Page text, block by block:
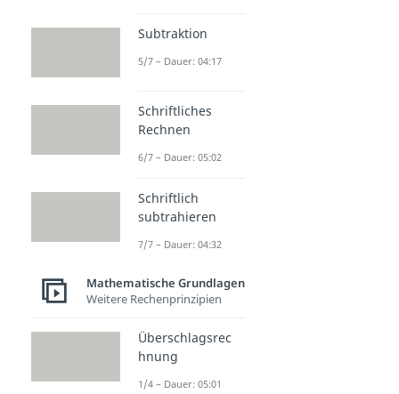
Subtraktion
5/7 – Dauer: 04:17
Schriftliches
Rechnen
6/7 – Dauer: 05:02
Schriftlich
subtrahieren
7/7 – Dauer: 04:32
Mathematische Grundlagen
Weitere Rechenprinzipien
Überschlagsrec
hnung
1/4 – Dauer: 05:01